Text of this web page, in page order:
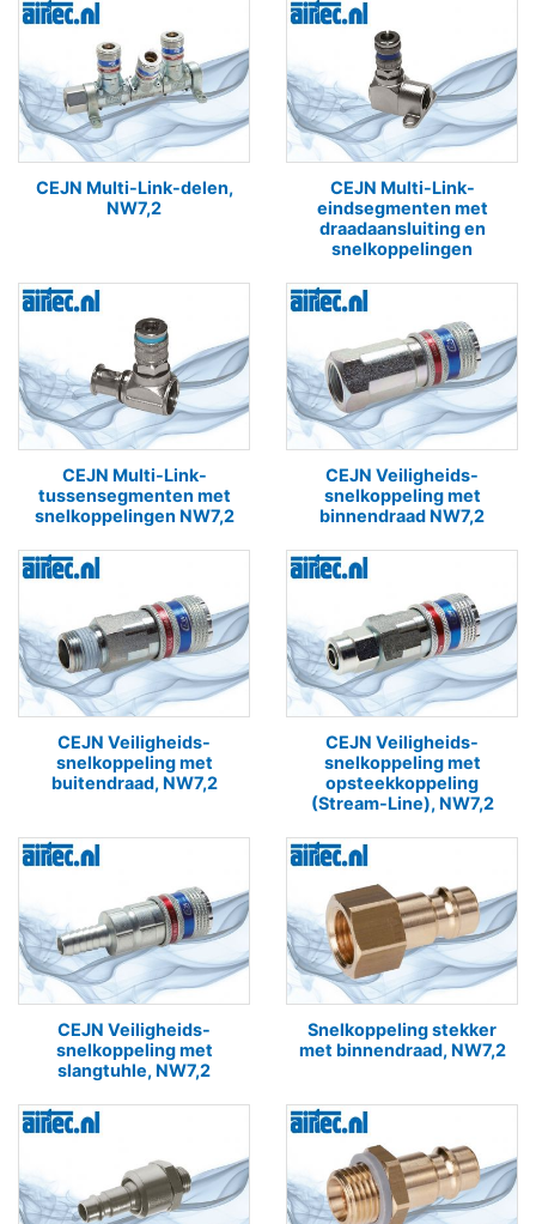
CEJN Multi-Link-delen,
NW7,2
CEJN Multi-Link-
eindsegmenten met
draadaansluiting en
snelkoppelingen
CEJN Multi-Link-
tussensegmenten met
snelkoppelingen NW7,2
CEJN Veiligheids-
snelkoppeling met
binnendraad NW7,2
CEJN Veiligheids-
snelkoppeling met
buitendraad, NW7,2
CEJN Veiligheids-
snelkoppeling met
opsteekkoppeling
(Stream-Line), NW7,2
CEJN Veiligheids-
snelkoppeling met
slangtuhle, NW7,2
Snelkoppeling stekker
met binnendraad, NW7,2